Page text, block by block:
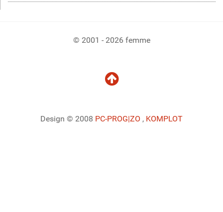
© 2001 - 2026 femme
Design © 2008 PC-PROG|ZO , KOMPLOT